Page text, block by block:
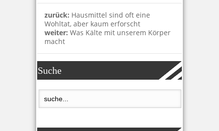
zurück: Hausmittel sind oft eine
Wohltat, aber kaum erforscht
weiter: Was Kälte mit unserem Körper
macht
Suche